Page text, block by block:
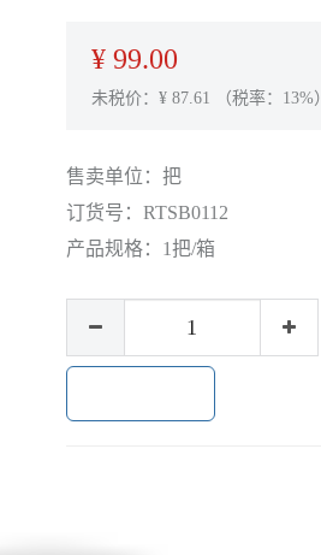
¥ 99.00
未税价：¥ 87.61 （税率：13%）
售卖单位： 把
订货号： RTSB0112
产品规格： 1把/箱